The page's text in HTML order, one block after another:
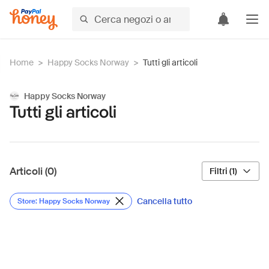
Home > Happy Socks Norway > Tutti gli articoli
Happy Socks Norway
Tutti gli articoli
Articoli (0) Filtri (1)
Store: Happy Socks Norway Cancella tutto